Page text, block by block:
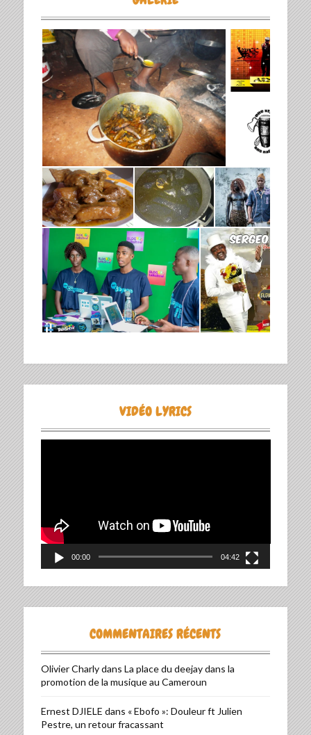
VIDÉO LYRICS
00:00 04:42
COMMENTAIRES RÉCENTS
Olivier Charlydans La place du deejay dans la
promotion de la musique au Cameroun
Ernest DJIELE dans « Ebofo »: Douleur ft Julien
Pestre, un retour fracassant